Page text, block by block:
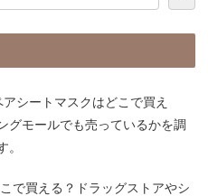
シートマスクはどこで買え
グモールでも売っているかを調
。
で買える？ドラッグストアやシ